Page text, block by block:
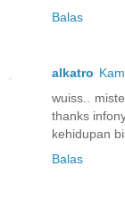
Balas
alkatro
wuiss..
thanks
kehidupan
Balas